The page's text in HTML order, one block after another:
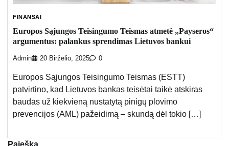
FINANSAI
Europos Sąjungos Teisingumo Teismas atmetė „Payseros“
argumentus: palankus sprendimas Lietuvos bankui
Admin 20 Birželio, 2025 0
Europos Sąjungos Teisingumo Teismas (ESTT)
patvirtino, kad Lietuvos bankas teisėtai taikė atskiras
baudas už kiekvieną nustatytą pinigų plovimo
prevencijos (AML) pažeidimą – skundą dėl tokio […]
Paieška